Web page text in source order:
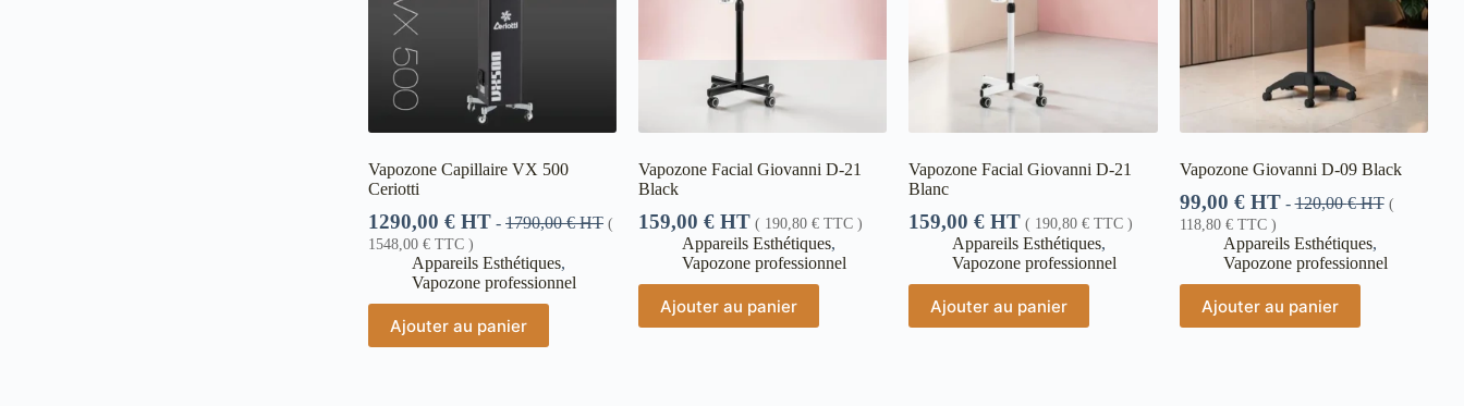
Vapozone Capillaire VX 500
Ceriotti
1290,00€ HT -1790,00€HT (
1548,00€ TTC )
Appareils Esthétiques,
Vapozone professionnel
Ajouter au panier
Vapozone Facial Giovanni D-21
Black
159,00€ HT ( 190,80€ TTC )
Appareils Esthétiques,
Vapozone professionnel
Ajouter au panier
Vapozone Facial Giovanni D-21
Blanc
159,00€ HT ( 190,80€ TTC )
Appareils Esthétiques,
Vapozone professionnel
Ajouter au panier
Vapozone Giovanni D-09 Black
99,00 €HT-120,00€HT (
118,80 €TTC )
Appareils Esthétiques,
Vapozone professionnel
Ajouter au panier